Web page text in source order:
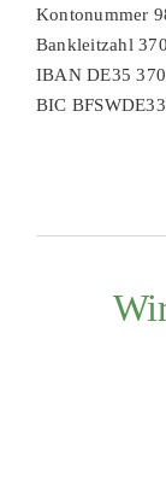
Kontonummer
Bankleitzahl
IBAN DE35
BIC